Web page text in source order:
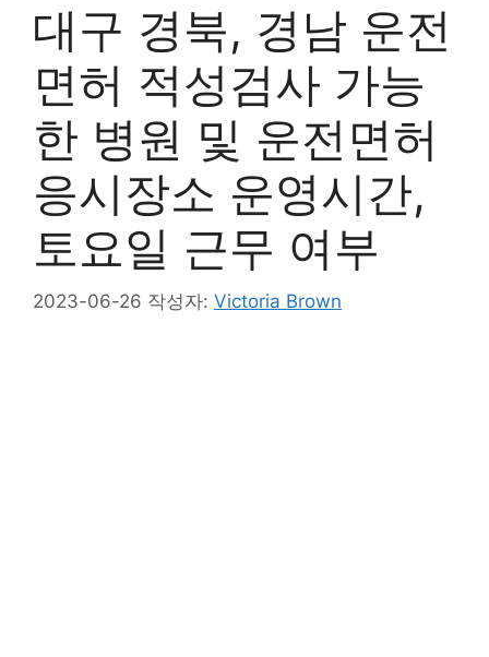
대구 경북, 경남 운전
면허 적성검사 가능
한 병원 및 운전면허
응시장소 운영시간,
토요일 근무 여부
2023-06-26 작성자: Victoria Brown